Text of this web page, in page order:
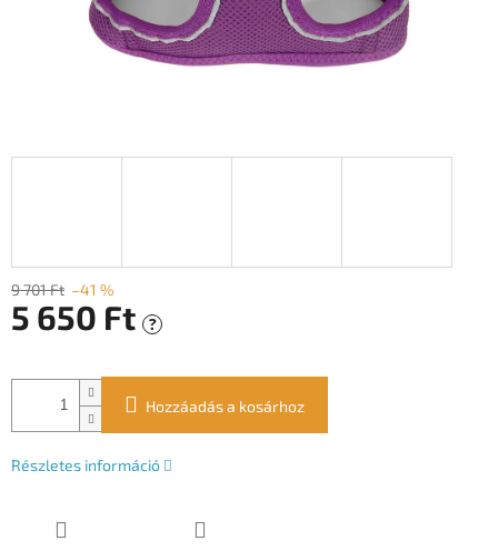
9 701 Ft –41 %
5 650 Ft ?
Hozzáadás a kosárhoz
Részletes információ